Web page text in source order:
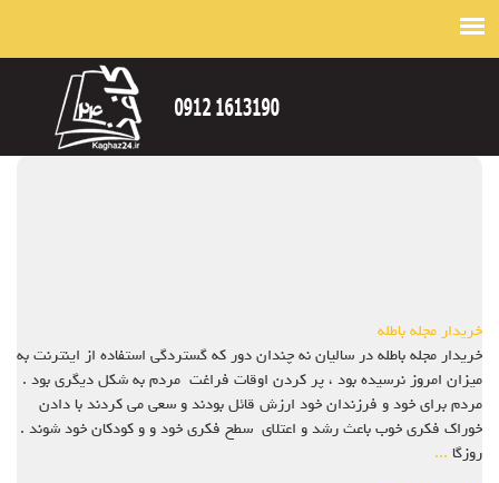
خریدار مجله باطله
خریدار مجله باطله در سالیان نه چندان دور که گستردگی استفاده از اینترنت به
میزان امروز نرسیده بود ، پر کردن اوقات فراغت مردم به شکل دیگری بود .
مردم برای خود و فرزندان خود ارزش قائل بودند و سعی می کردند با دادن
خوراک فکری خوب باعث رشد و اعتلای سطح فکری خود و و کودکان خود شوند .
روزگا ...